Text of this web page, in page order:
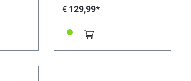
vooral met handige uitrusting: de
alleen worden bediend met de
meegeleverde voeding, maar ook
middel van een powerbank). Er
€ 129,99*